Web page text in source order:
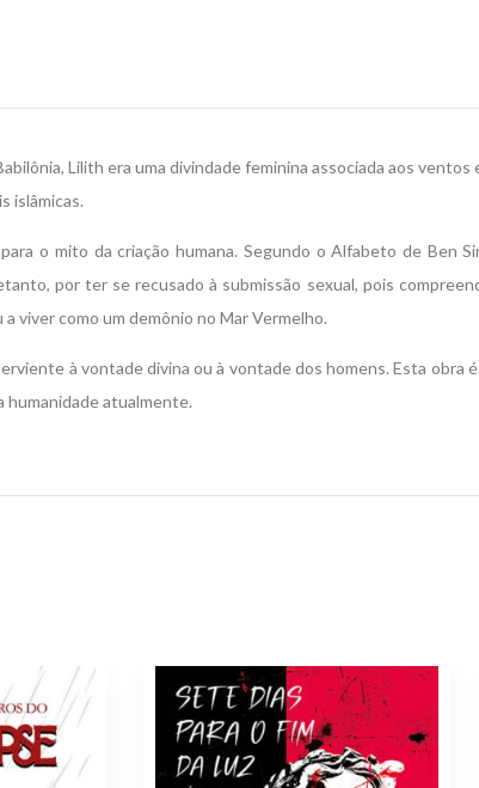
Lilith era uma divindade feminina associada aos
islâmicas.
o mito da criação humana. Segundo o Alfabeto de Ben
por ter se recusado à submissão sexual, pois
viver como um demônio no Mar Vermelho.
à vontade divina ou à vontade dos homens. Esta
humanidade atualmente.